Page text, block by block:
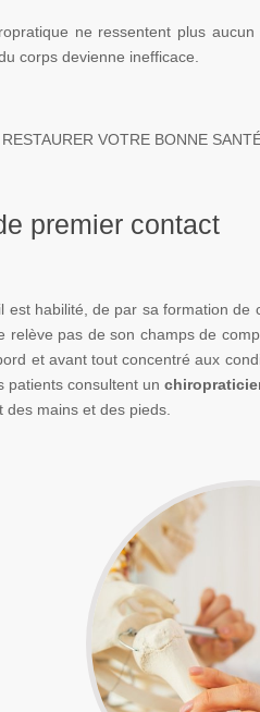
ne ressentent plus
corps devienne inefficace.
VOTRE BONNE
premier contact
est habilité, de par sa formation
pas de son champs de
et avant tout concentré aux
patients consultent un
mains et des pieds.